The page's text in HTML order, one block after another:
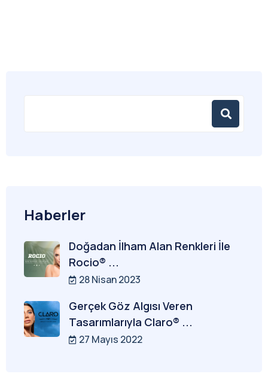
Haberler
Doğadan İlham Alan Renkleri İle
Rocio® ...
28 Nisan 2023
Gerçek Göz Algısı Veren
Tasarımlarıyla Claro® ...
27 Mayıs 2022